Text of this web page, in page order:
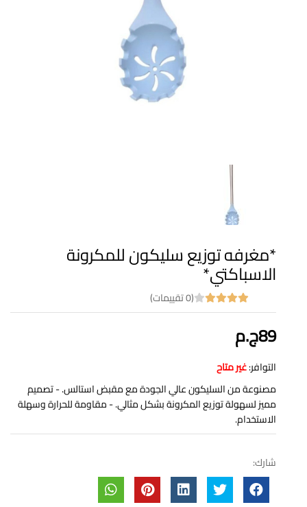
*مغرفه توزيع سليكون للمكرونة
الاسباكتي*
(0 تقييمات)
89ج.م
التوافر:غير متاح
مصنوعة من السليكون عالي الجودة مع مقبض استالس. - تصميم
مميز لسهولة توزيع المكرونة بشكل مثالي. - مقاومة للحرارة وسهلة
الاستخدام.
شارك: